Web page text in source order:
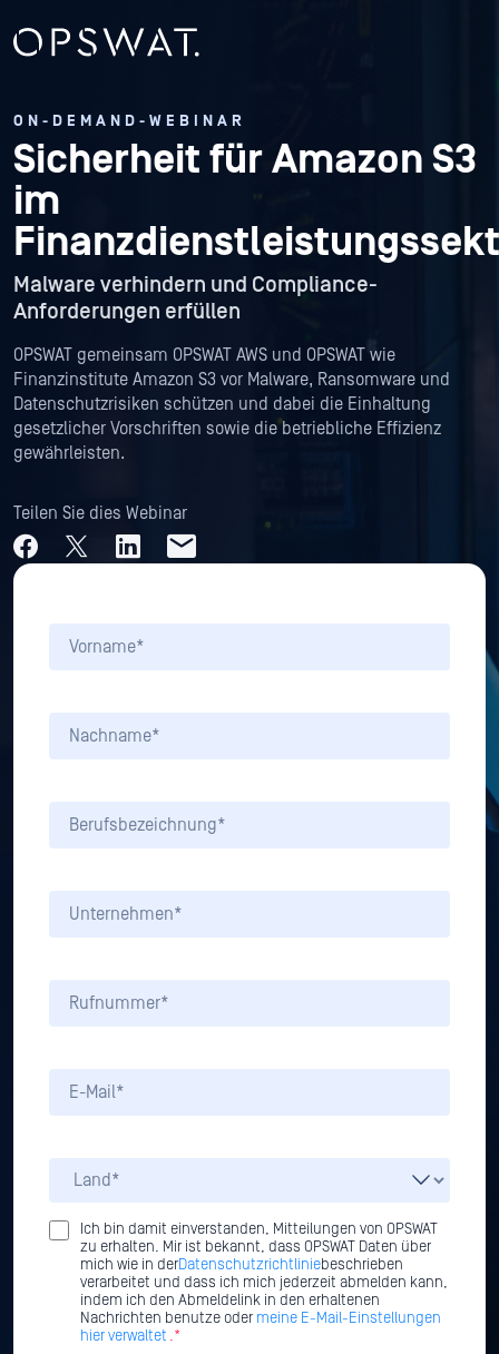
ON-DEMAND-WEBINAR
Sicherheit für Amazon S3
im
Malware verhindern und Compliance-
Anforderungen erfüllen
OPSWAT gemeinsam OPSWAT AWS und OPSWAT wie
Finanzinstitute Amazon S3 vor Malware, Ransomware und
Datenschutzrisiken schützen und dabei die Einhaltung
gesetzlicher Vorschriften sowie die betriebliche Effizienz
gewährleisten.
Teilen Sie dies Webinar
Ich bin damit einverstanden, Mitteilungen von OPSWAT
zu erhalten. Mir ist bekannt, dass OPSWAT Daten über
mich wie in derDatenschutzrichtliniebeschrieben
verarbeitet und dass ich mich jederzeit abmelden kann,
indem ich den Abmeldelink in den erhaltenen
Nachrichten benutze oder meine E-Mail-Einstellungen
hier verwaltet .*